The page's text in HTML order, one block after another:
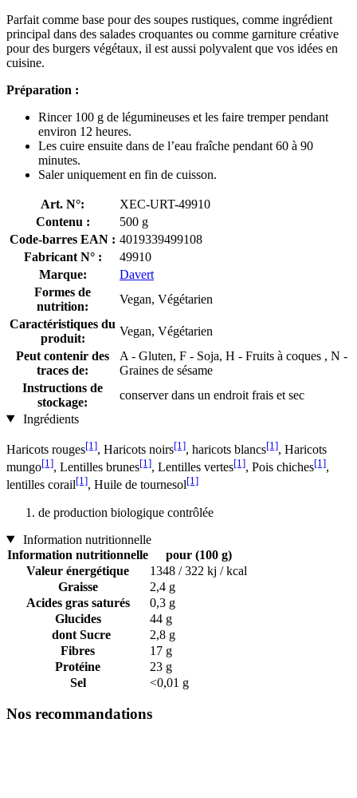
Parfait comme base pour des soupes rustiques, comme ingrédient
principal dans des salades croquantes ou comme garniture créative
pour des burgers végétaux, il est aussi polyvalent que vos idées en
cuisine.
Préparation :
Rincer 100 g de légumineuses et les faire tremper pendant
environ 12 heures.
Les cuire ensuite dans de l’eau fraîche pendant 60 à 90
minutes.
Saler uniquement en fin de cuisson.
Art. N°:
XEC-URT-49910
Contenu :
500 g
Code-barres EAN : 4019339499108
Fabricant N° :
49910
Marque:
Davert
Formes de
nutrition:
Vegan, Végétarien
Caractéristiques du
produit:
Vegan, Végétarien
Peut contenir des
traces de:
A - Gluten, F - Soja, H - Fruits à coques , N -
Graines de sésame
Instructions de
stockage:
conserver dans un endroit frais et sec
Ingrédients
Haricots rouges[1], Haricots noirs[1], haricots blancs[1], Haricots
mungo[1], Lentilles brunes[1], Lentilles vertes[1], Pois chiches[1],
lentilles corail[1], Huile de tournesol[1]
de production biologique contrôlée
Information nutritionnelle
Information nutritionnelle
pour (100 g)
Valeur énergétique
1348 / 322 kj / kcal
Graisse
2,4 g
Acides gras saturés
0,3 g
Glucides
44 g
dont Sucre
2,8 g
Fibres
17 g
Protéine
23 g
Sel
<0,01 g
Nos recommandations